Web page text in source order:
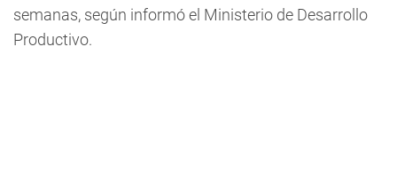
semanas, según informó el Ministerio de Desarrollo
Productivo.